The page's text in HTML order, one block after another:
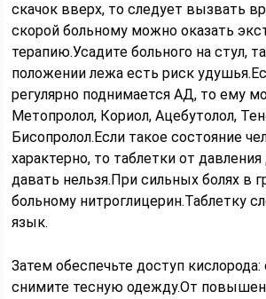
скачок вверх, то следует вызвать
скорой больному можно оказать
терапию.Усадите больного на стул,
положении лежа есть риск
регулярно поднимается АД, то ему
Метопролол, Кориол, Ацебутолол,
Бисопролол.Если такое состояние
характерно, то таблетки от
давать нельзя.При сильных болях в
больному нитроглицерин.Таблетку
язык.
Затем обеспечьте доступ
снимите тесную одежду.От